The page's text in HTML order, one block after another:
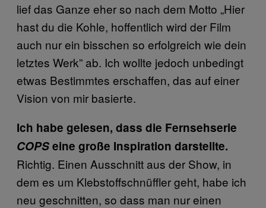
lief das Ganze eher so nach dem Motto „Hier
hast du die Kohle, hoffentlich wird der Film
auch nur ein bisschen so erfolgreich wie dein
letztes Werk” ab. Ich wollte jedoch unbedingt
etwas Bestimmtes erschaffen, das auf einer
Vision von mir basierte.
Ich habe gelesen, dass die Fernsehserie
COPSeine große Inspiration darstellte.
Richtig. Einen Ausschnitt aus der Show, in
dem es um Klebstoffschnüffler geht, habe ich
neu geschnitten, so dass man nur einen